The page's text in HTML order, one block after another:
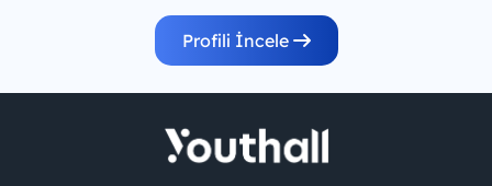
Profili İncele